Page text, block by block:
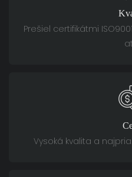
Prešiel certifikátmi ISO9001
Vysoká kvalita a